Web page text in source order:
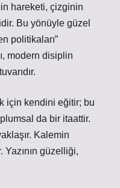
hareketi, çizginin
Bu yönüyle güzel
politikaları”
modern disiplin
için kendini eğitir; bu
da bir itaattir.
Kalemin
Yazının güzelliği,